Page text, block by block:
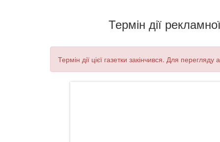
Термін дії
Термін дії цієї газетки закінчився. Для